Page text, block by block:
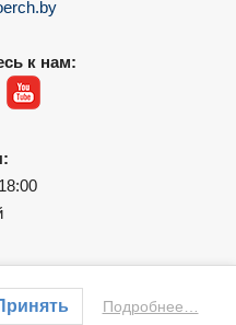
к нам:
Подробнее…